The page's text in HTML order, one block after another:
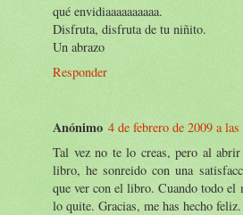
qué envidiaaaaaaaaaa.
Disfruta, disfruta de tu niñito.
Un abrazo
Responder
Anónimo 4 de febrero de 2009 a
Tal vez no te lo creas, pero al
libro, he sonreido con una
que ver con el libro. Cuando todo el
lo quite. Gracias, me has hecho feliz.